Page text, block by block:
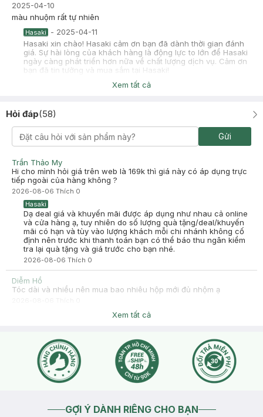
2025-04-10
màu nhuộm rất tự nhiên
Hasaki - 2025-04-11
Hasaki xin chào! Hasaki cảm ơn bạn đã dành thời gian đánh
giá. Sự hài lòng của khách hàng là động lực to lớn để Hasaki
ngày càng phát triển hơn nữa về chất lượng dịch vụ. Cảm ơn
bạn đã tin tưởng và mua sắm tại Hasaki!
Đã mua hàng
Màu Nâu đen lên tóc tự nhiên lắm mn ơi, thuốc nhuộm có chai
từ nền light đỏ, mà ra màu đen có ánh nâu nhẹ (đen nhìu hơn
nâu) nhìn tự nhiên , mà tóc mềm k bị khô cứng nha mn, bôi đều
để 20p là đen hết luôn
Xem tất cả
Hỏi đáp(58)
Gửi
Trần Thảo My
Hi cho mình hỏi giá trên web là 169k thì giá này có áp dụng trực
tiếp ngoài của hàng không ?
2026-08-06 Thích 0
Hasaki
Dạ deal giá và khuyến mãi được áp dụng như nhau cả online
và cửa hàng ạ, tuy nhiên do số lượng quà tặng/deal/khuyến
mãi có hạn và tùy vào lượng khách mỗi chi nhánh không cố
định nên trước khi thanh toán bạn có thể báo thu ngân kiểm
tra lại quà tặng và giá trước cho bạn nhé.
2026-08-06 Thích 0
Diễm Hồ
Tóc dài và nhiều nên mua bao nhiêu hộp mới đủ nhộm ạ
dày tóc hiện tại của mình nhé. Thông thường, tóc dài và dày
sẽ cần nhiều hộp hơn ạ. Nếu bạn cần tư vấn chi tiết hơn, bạn
có thể liên hệ hotline 1800 6324 (Nhánh 3: Sản phẩm) để
được hỗ trợ nhanh chóng ạ.
2026-08-06Thích
Xem tất cả
GỢI Ý DÀNH RIÊNG CHO BẠN